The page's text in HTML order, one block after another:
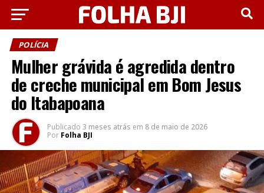
POLÍCIA
Mulher grávida é agredida dentro
de creche municipal em Bom Jesus
do Itabapoana
Publicado 3 meses atrás em 8 de maio de 2026
Por Folha BJI